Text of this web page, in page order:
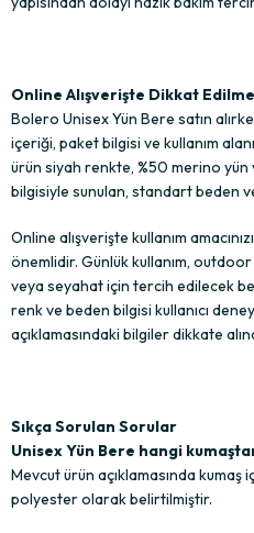
Online Alışverişte Dikkat
Bolero Unisex Yün Bere satın
içeriği, paket bilgisi ve kullanım
ürün siyah renkte, %50 merino yün
bilgisiyle sunulan, standart beden
Online alışverişte kullanım
önemlidir. Günlük kullanım,
veya seyahat için tercih edilecek
renk ve beden bilgisi kullanıcı
açıklamasındaki bilgiler dikkate
Sıkça Sorulan Sorular
Unisex Yün Bere hangi
Mevcut ürün açıklamasında
polyester olarak belirtilmiştir.